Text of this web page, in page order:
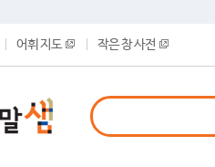
어휘 지도 작은 창 사전